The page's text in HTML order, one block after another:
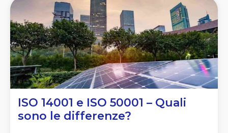
ISO 14001 e ISO 50001 – Quali
sono le differenze?